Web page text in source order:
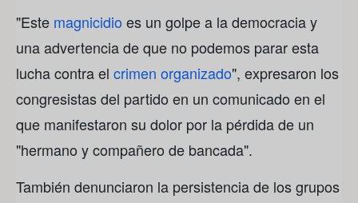
"Este magnicidio es un golpe a la democracia y
una advertencia de que no podemos parar esta
lucha contra el crimen organizado", expresaron los
congresistas del partido en un comunicado en el
que manifestaron su dolor por la pérdida de un
"hermano y compañero de bancada".
También denunciaron la persistencia de los grupos